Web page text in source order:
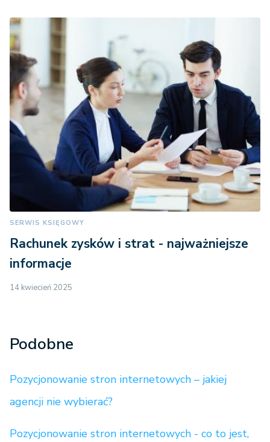
SERWIS KSIĘGOWY
Rachunek zysków i strat - najważniejsze
informacje
14 kwiecień 2025
Podobne
Pozycjonowanie stron internetowych – jakiej
agencji nie wybierać?
Pozycjonowanie stron internetowych - co to jest,